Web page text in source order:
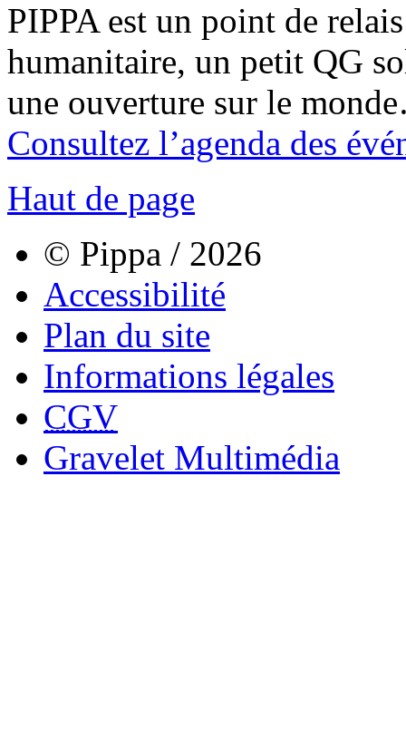
PIPPA est un point de
humanitaire, un petit QG
une ouverture sur le
Consultez l’agenda des
Haut de page
© Pippa / 2026
Accessibilité
Plan du site
Informations légales
CGV
Gravelet Multimédia